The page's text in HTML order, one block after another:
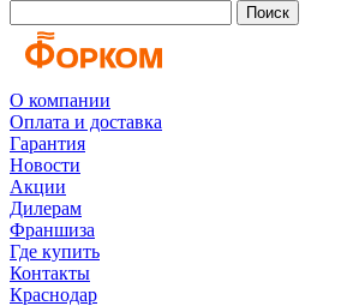
Поиск
О компании
Оплата и доставка
Гарантия
Новости
Акции
Дилерам
Франшиза
Где купить
Контакты
Краснодар